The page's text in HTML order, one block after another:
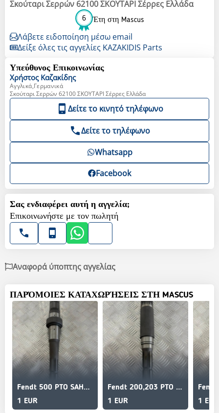
Σκούταρι Σερρών 62100 ΣΚΟΥΤΑΡΙ Σέρρες Ελλάδα
6 Έτη στη Mascus
Λάβετε ειδοποίηση μέσω email
Δείξε όλες τις αγγελίες KAZAKIDIS Parts
Υπεύθυνος Επικοινωνίας
Χρήστος Καζακίδης
Αγγλικά,Γερμανικά
Σκούταρι Σερρών 62100 ΣΚΟΥΤΑΡΙ Σέρρες Ελλάδα
Δείτε το κινητό τηλέφωνο
Δείτε το τηλέφωνο
Whatsapp
Facebook
Σας ενδιαφέρει αυτή η αγγελία;
Επικοινωνήστε με τον πωλητή
Αναφορά ύποπτης αγγελίας
ΠΑΡΌΜΟΙΕΣ ΚΑΤΑΧΩΡΉΣΕΙΣ ΣΤΗ MASCUS
Fendt 500 PTO SAHFT/ZAPFWELLE
1 EUR
Fendt 200,203 PTO SHAFT/ZAPFWELLE
1 EUR
1 EUR